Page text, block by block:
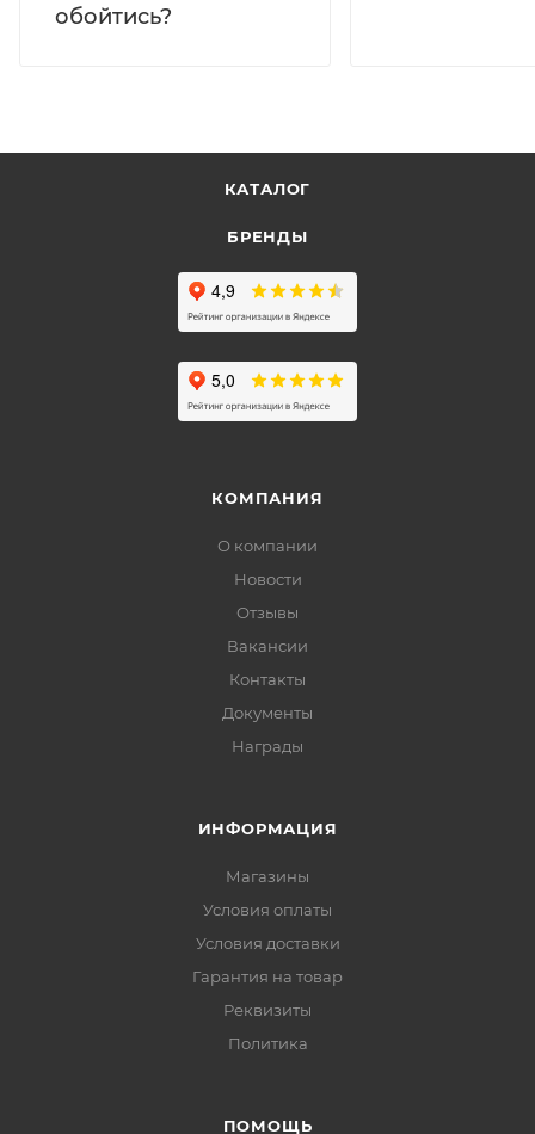
обойтись?
КАТАЛОГ
БРЕНДЫ
КОМПАНИЯ
О компании
Новости
Отзывы
Вакансии
Контакты
Документы
Награды
ИНФОРМАЦИЯ
Магазины
Условия оплаты
Условия доставки
Гарантия на товар
Реквизиты
Политика
ПОМОЩЬ